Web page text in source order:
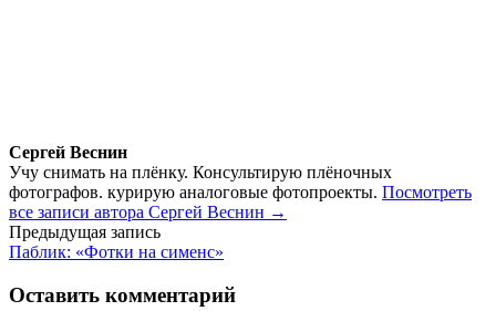
Сергей Веснин
Учу снимать на плёнку. Консультирую плёночных
фотографов. курирую аналоговые фотопроекты. Посмотреть
все записи автора Сергей Веснин →
Навигация
по
записям
Предыдущая запись
Паблик: «Фотки на сименс»
Оставить комментарий